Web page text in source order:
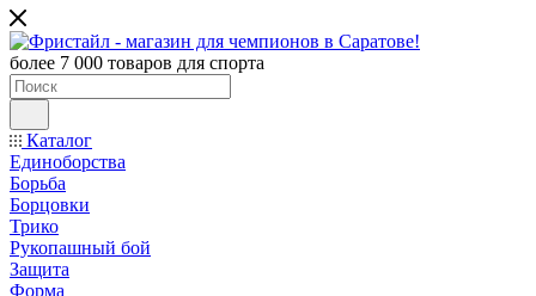
более 7 000 товаров для спорта
Каталог
Единоборства
Борьба
Борцовки
Трико
Рукопашный бой
Защита
Форма